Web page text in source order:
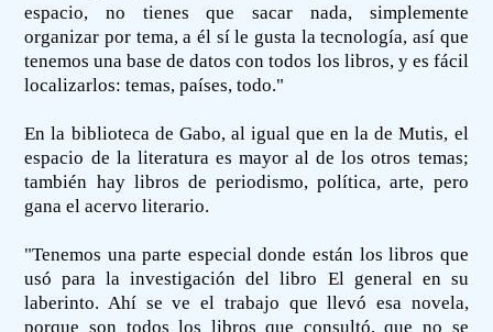
espacio, no tienes que sacar nada, simplemente
organizar por tema, a él sí le gusta la tecnología, así que
tenemos una base de datos con todos los libros, y es fácil
localizarlos: temas, países, todo."
En la biblioteca de Gabo, al igual que en la de Mutis, el
espacio de la literatura es mayor al de los otros temas;
también hay libros de periodismo, política, arte, pero
gana el acervo literario.
"Tenemos una parte especial donde están los libros que
usó para la investigación del libro El general en su
laberinto. Ahí se ve el trabajo que llevó esa novela,
porque son todos los libros que consultó, que no se